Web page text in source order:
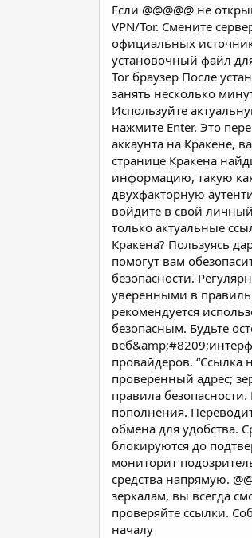
Если @@@@@ не
VPN/Tor. Смените
официальных
установочный файл
Tor браузер После
занять несколько
Используйте
нажмите Enter. Это
аккаунта на Кракене,
странице Кракена
информацию, такую
двухфакторную
войдите в свой
только актуальные
Кракена? Пользуясь
помогут вам
безопасности.
уверенными в
рекомендуется
безопасным. Будьте
провайдеров. “Ссылка
проверенный адрес;
правила
пополнения.
обмена для удобства.
блокируются до
мониторит
средства напрямую.
зеркалам, вы всегда
проверяйте ссылки.
началу